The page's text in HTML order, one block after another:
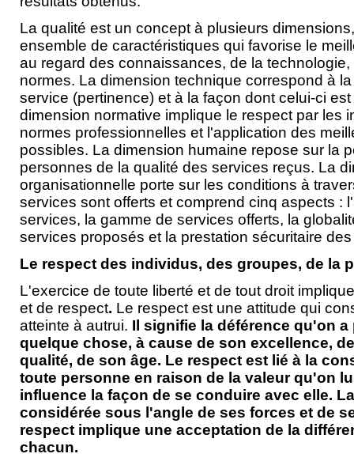
La qualité est un concept à plusieurs
ensemble de caractéristiques qui favorise le
au regard des connaissances, de la
normes. La dimension technique correspond à
service (pertinence) et à la façon dont celui-ci
dimension normative implique le respect par les
normes professionnelles et l'application des
possibles. La dimension humaine repose sur la
personnes de la qualité des services reçus. La
organisationnelle porte sur les conditions à
services sont offerts et comprend cinq aspects :
services, la gamme de services offerts, la
services proposés et la prestation sécuritaire
Le respect des individus, des groupes, de la
L'exercice de toute liberté et de tout droit
et de respect. Le respect est une attitude qui
atteinte à autrui. Il signifie la déférence qu'on
quelque chose, à cause de son excellence,
qualité, de son âge. Le respect est lié à la
toute personne en raison de la valeur qu'on
influence la façon de se conduire avec elle.
considérée sous l'angle de ses forces et de
respect implique une acceptation de la
chacun.